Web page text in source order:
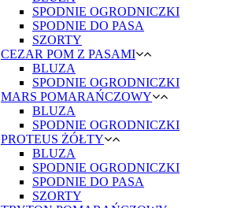
SPODNIE OGRODNICZKI
SPODNIE DO PASA
SZORTY
CEZAR POM Z PASAMI
BLUZA
SPODNIE OGRODNICZKI
MARS POMARAŃCZOWY
BLUZA
SPODNIE OGRODNICZKI
PROTEUS ŻÓŁTY
BLUZA
SPODNIE OGRODNICZKI
SPODNIE DO PASA
SZORTY